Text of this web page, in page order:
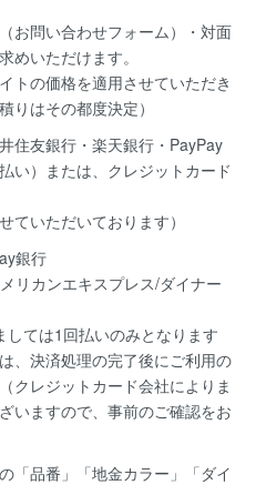
お問い合わせフォーム）・対面
めいただけます。
トの価格を適用させていただき
りはその都度決定）
住友銀行・楽天銀行・PayPay
い）または、クレジットカード
ていただいております）
ては1回払いのみとなります
、決済処理の完了後にご利用の
クレジットカード会社によりま
いますので、事前のご確認をお
「品番」「地金カラー」「ダイ